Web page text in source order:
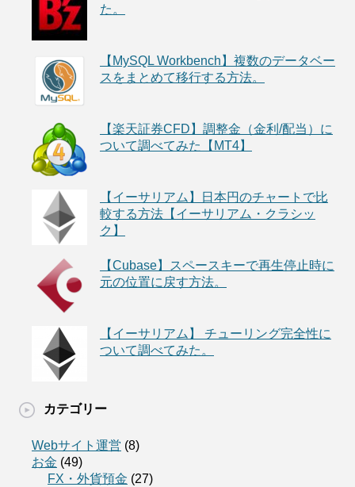
た。
【MySQL Workbench】複数のデータベー
スをまとめて移行する方法。
【楽天証券CFD】調整金（金利/配当）に
ついて調べてみた【MT4】
【イーサリアム】日本円のチャートで比
較する方法【イーサリアム・クラシッ
ク】
【Cubase】スペースキーで再生停止時に
元の位置に戻す方法。
【イーサリアム】 チューリング完全性に
ついて調べてみた。
カテゴリー
Webサイト運営 (8)
お金 (49)
FX・外貨預金 (27)